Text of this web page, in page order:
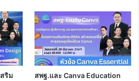
ริม
สพฐ.และ Canva Education